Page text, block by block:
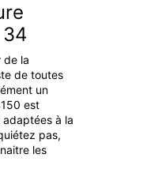
de la
de toutes
un
est
adaptées à la
pas,
les